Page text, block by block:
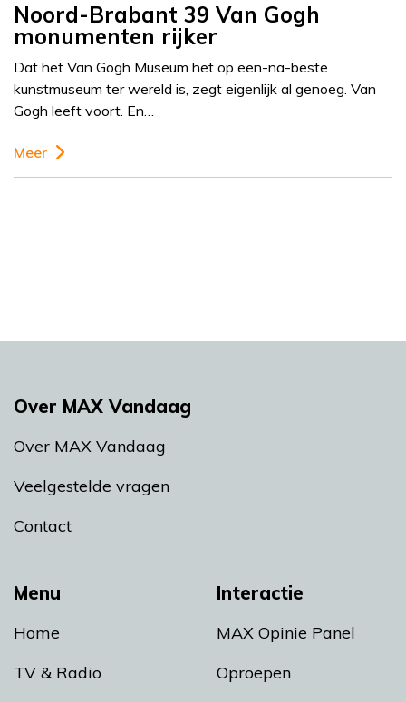
Noord-Brabant 39 Van Gogh
monumenten rijker
Dat het Van Gogh Museum het op een-na-beste
kunstmuseum ter wereld is, zegt eigenlijk al genoeg. Van
Gogh leeft voort. En…
Meer
Menu
Home
TV & Radio
Interactie
MAX Opinie Panel
Oproepen
Over MAX Vandaag
Over MAX Vandaag
Veelgestelde vragen
Contact